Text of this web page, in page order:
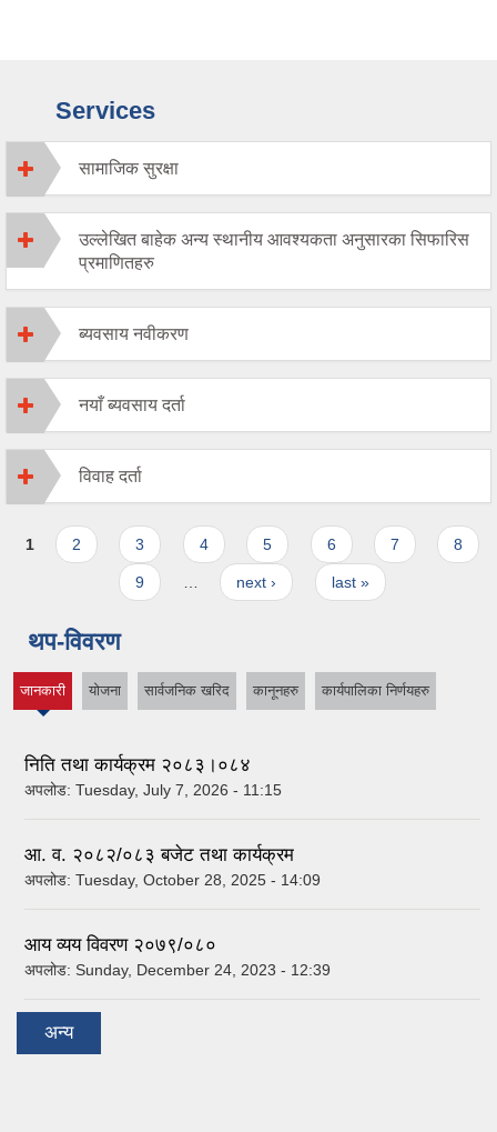
Services
सामाजिक सुरक्षा
उल्लेखित बाहेक अन्य स्थानीय आवश्यकता अनुसारका सिफारिस
प्रमाणितहरु
ब्यवसाय नवीकरण
नयाँ ब्यवसाय दर्ता
विवाह दर्ता
Pages
1 2 3 4 5 6 7 8
9 next › last »
थप-विवरण
जानकारी योजना सार्वजनिक खरिद कानूनहरु कार्यपालिका निर्णयहरु
निति तथा कार्यक्रम २०८३।०८४
अपलोड: Tuesday, July 7, 2026 - 11:15
आ. व. २०८२/०८३ बजेट तथा कार्यक्रम
अपलोड: Tuesday, October 28, 2025 - 14:09
आय व्यय विवरण २०७९/०८०
अपलोड: Sunday, December 24, 2023 - 12:39
अन्य